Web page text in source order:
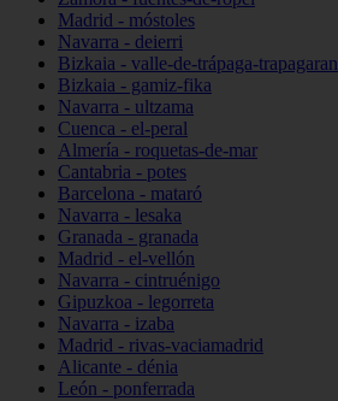
Madrid - móstoles
Navarra - deierri
Bizkaia - valle-de-trápaga-trapagaran
Bizkaia - gamiz-fika
Navarra - ultzama
Cuenca - el-peral
Almería - roquetas-de-mar
Cantabria - potes
Barcelona - mataró
Navarra - lesaka
Granada - granada
Madrid - el-vellón
Navarra - cintruénigo
Gipuzkoa - legorreta
Navarra - izaba
Madrid - rivas-vaciamadrid
Alicante - dénia
León - ponferrada